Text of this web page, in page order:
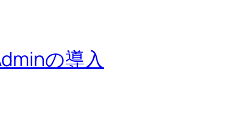
の導入